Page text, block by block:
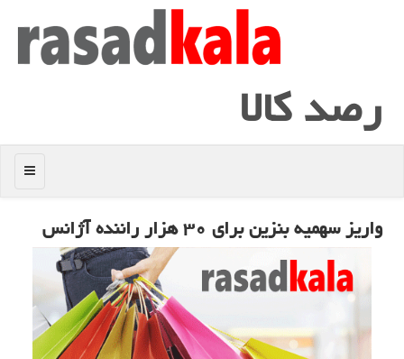
رصد كالا
منو
واریز سهمیه بنزین برای ۳۰ هزار راننده آژانس